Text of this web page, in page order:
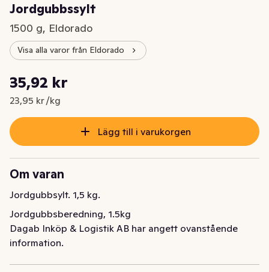
Jordgubbssylt
1500 g, Eldorado
Visa alla varor från Eldorado
Nuvarande pris är: 35,92 kr
35,92 kr
23,95 kr /kg
Styckpris: 23,95 kr /kg
Lägg till i varukorgen
Om varan
Jordgubbsylt. 1,5 kg.
Jordgubbsberedning, 1.5kg
Dagab Inköp & Logistik AB har angett ovanstående
information.